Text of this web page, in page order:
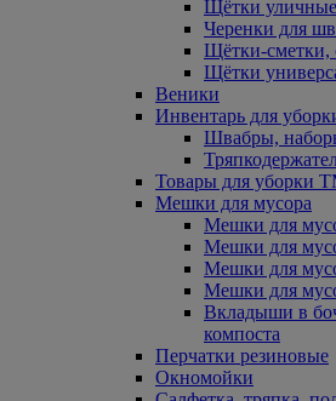
Щётки уличные
Черенки для
Щётки-сметки,
Щётки
Веники
Инвентарь для
Швабры,
Товары для уборки
Мешки для мусора
Мешки для
Мешки для
Мешки для
Мешки для
Вкладыши в
компоста
Перчатки резиновые
Окномойки